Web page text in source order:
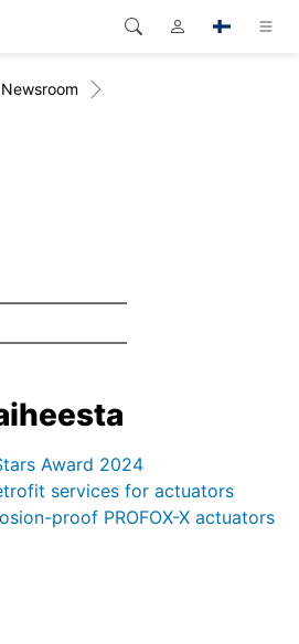
valtameren
Newsroom
Award 2024
services for actuators
proof PROFOX-X actuators